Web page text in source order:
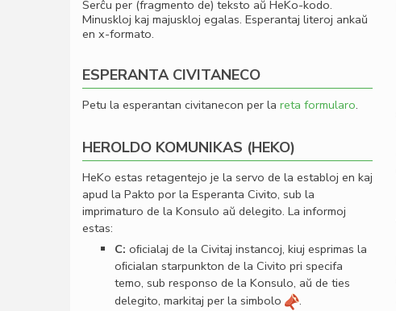
Serĉu per (fragmento de) teksto aŭ HeKo-kodo.
Minuskloj kaj majuskloj egalas. Esperantaj literoj ankaŭ
en x-formato.
ESPERANTA CIVITANECO
Petu la esperantan civitanecon per la reta formularo.
HEROLDO KOMUNIKAS (HEKO)
HeKo estas retagentejo je la servo de la establoj en kaj
apud la Pakto por la Esperanta Civito, sub la
imprimaturo de la Konsulo aŭ delegito. La informoj
estas:
C: oﬁcialaj de la Civitaj instancoj, kiuj esprimas la
oﬁcialan starpunkton de la Civito pri specifa
temo, sub responso de la Konsulo, aŭ de ties
delegito, markitaj per la simbolo
.